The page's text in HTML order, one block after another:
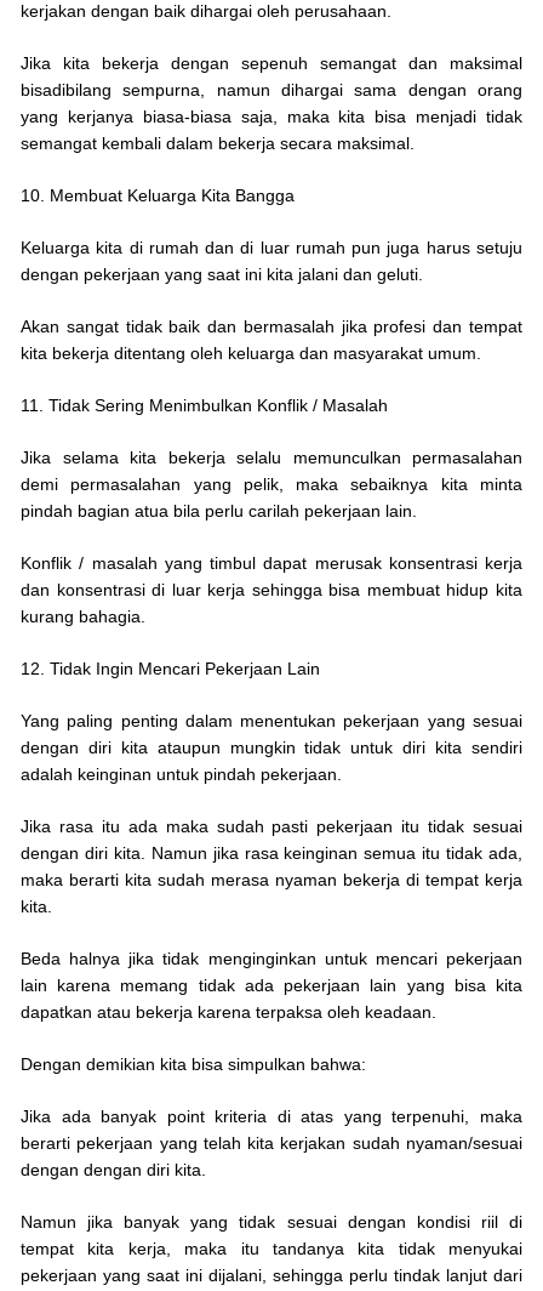
kerjakan dengan baik dihargai oleh perusahaan.
Jika kita bekerja dengan sepenuh semangat dan maksimal
bisadibilang sempurna, namun dihargai sama dengan orang
yang kerjanya biasa-biasa saja, maka kita bisa menjadi tidak
semangat kembali dalam bekerja secara maksimal.
10. Membuat Keluarga Kita Bangga
Keluarga kita di rumah dan di luar rumah pun juga harus setuju
dengan pekerjaan yang saat ini kita jalani dan geluti.
Akan sangat tidak baik dan bermasalah jika profesi dan tempat
kita bekerja ditentang oleh keluarga dan masyarakat umum.
11. Tidak Sering Menimbulkan Konflik / Masalah
Jika selama kita bekerja selalu memunculkan permasalahan
demi permasalahan yang pelik, maka sebaiknya kita minta
pindah bagian atua bila perlu carilah pekerjaan lain.
Konflik / masalah yang timbul dapat merusak konsentrasi kerja
dan konsentrasi di luar kerja sehingga bisa membuat hidup kita
kurang bahagia.
12. Tidak Ingin Mencari Pekerjaan Lain
Yang paling penting dalam menentukan pekerjaan yang sesuai
dengan diri kita ataupun mungkin tidak untuk diri kita sendiri
adalah keinginan untuk pindah pekerjaan.
Jika rasa itu ada maka sudah pasti pekerjaan itu tidak sesuai
dengan diri kita. Namun jika rasa keinginan semua itu tidak ada,
maka berarti kita sudah merasa nyaman bekerja di tempat kerja
kita.
Beda halnya jika tidak menginginkan untuk mencari pekerjaan
lain karena memang tidak ada pekerjaan lain yang bisa kita
dapatkan atau bekerja karena terpaksa oleh keadaan.
Dengan demikian kita bisa simpulkan bahwa:
Jika ada banyak point kriteria di atas yang terpenuhi, maka
berarti pekerjaan yang telah kita kerjakan sudah nyaman/sesuai
dengan dengan diri kita.
Namun jika banyak yang tidak sesuai dengan kondisi riil di
tempat kita kerja, maka itu tandanya kita tidak menyukai
pekerjaan yang saat ini dijalani, sehingga perlu tindak lanjut dari